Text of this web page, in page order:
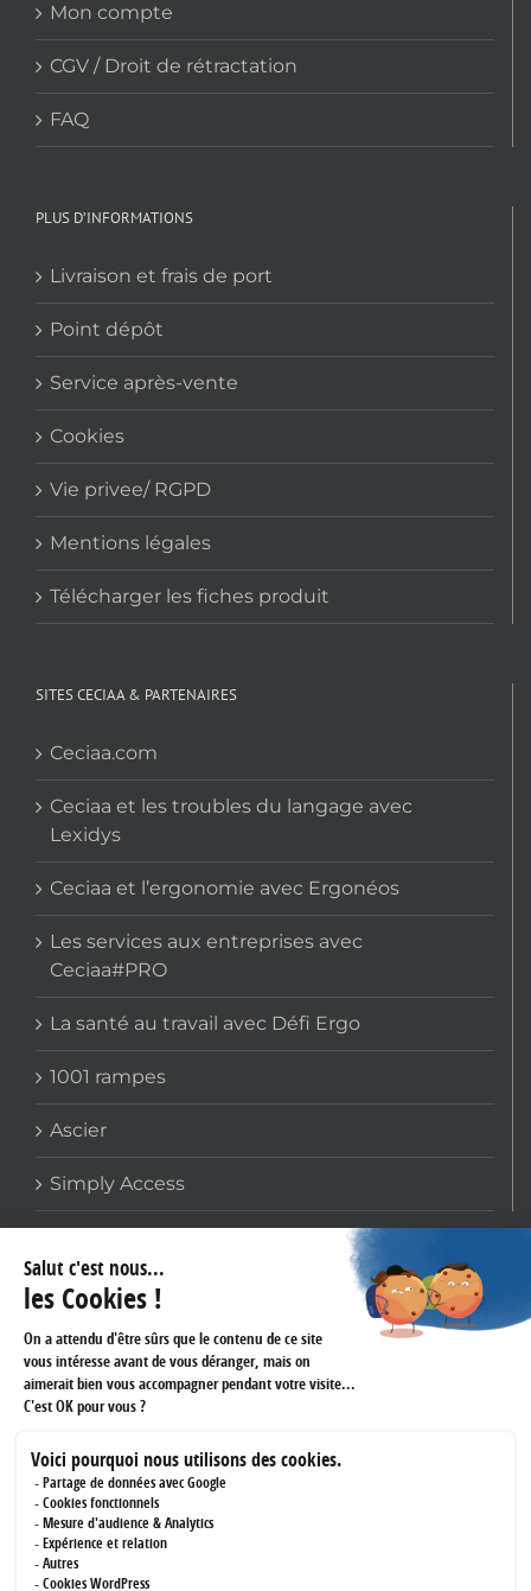
Mon compte
CGV / Droit de rétractation
FAQ
PLUS D’INFORMATIONS
Livraison et frais de port
Point dépôt
Service après-vente
Cookies
Vie privee/ RGPD
Mentions légales
Télécharger les fiches produit
SITES CECIAA & PARTENAIRES
Ceciaa.com
Ceciaa et les troubles du langage avec
Lexidys
Ceciaa et l’ergonomie avec Ergonéos
Les services aux entreprises avec
Ceciaa#PRO
La santé au travail avec Défi Ergo
1001 rampes
Ascier
Simply Access
COORDONNÉES
159 avenue Gallieni
93170 BAGNOLET
Téléphone :01 60 43 61 45
RÉSEAUX SOCIAUX